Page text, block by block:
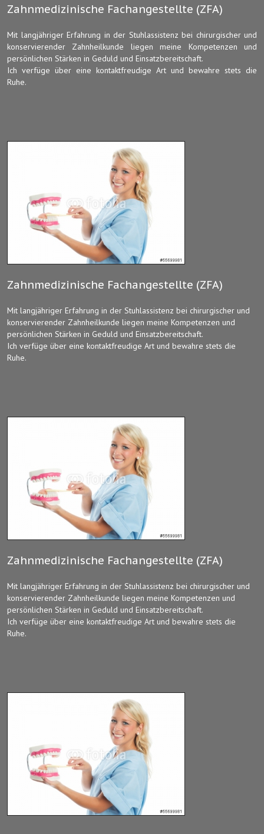
Zahnmedizinische Fachangestellte (ZFA)
Mit langjähriger Erfahrung in der Stuhlassistenz bei chirurgischer und
konservierender Zahnheilkunde liegen meine Kompetenzen und
persönlichen Stärken in Geduld und Einsatzbereitschaft.
Ich verfüge über eine kontaktfreudige Art und bewahre stets die
Ruhe.
Zahnmedizinische Fachangestellte (ZFA)
Mit langjähriger Erfahrung in der Stuhlassistenz bei chirurgischer und
konservierender Zahnheilkunde liegen meine Kompetenzen und
persönlichen Stärken in Geduld und Einsatzbereitschaft.
Ich verfüge über eine kontaktfreudige Art und bewahre stets die
Ruhe.
Zahnmedizinische Fachangestellte (ZFA)
Mit langjähriger Erfahrung in der Stuhlassistenz bei chirurgischer und
konservierender Zahnheilkunde liegen meine Kompetenzen und
persönlichen Stärken in Geduld und Einsatzbereitschaft.
Ich verfüge über eine kontaktfreudige Art und bewahre stets die
Ruhe.